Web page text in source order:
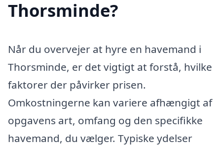
Thorsminde?
Når du overvejer at hyre en havemand i
Thorsminde, er det vigtigt at forstå, hvilke
faktorer der påvirker prisen.
Omkostningerne kan variere afhængigt af
opgavens art, omfang og den specifikke
havemand, du vælger. Typiske ydelser